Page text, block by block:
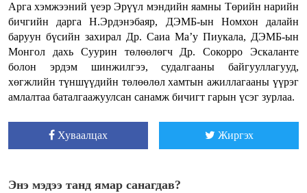
Арга хэмжээний үеэр Эрүүл мэндийн яамны Төрийн нарийн
бичгийн дарга Н.Эрдэнэбаяр, ДЭМБ-ын Номхон далайн
баруун бүсийн захирал Др. Саиа Ма’у Пиукала, ДЭМБ-ын
Монгол дахь Суурин төлөөлөгч Др. Сокорро Эскаланте
болон эрдэм шинжилгээ, судалгааны байгууллагууд,
хөгжлийн түншүүдийн төлөөлөл хамтын ажиллагааны үүрэг
амлалтаа баталгаажуулсан санамж бичигт гарын үсэг зурлаа.
Хуваалцах Жиргэх
Энэ мэдээ танд ямар санагдав?